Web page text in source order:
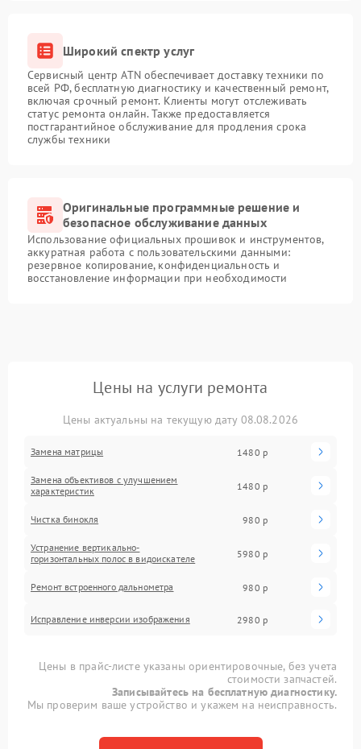
Широкий спектр услуг
Сервисный центр ATN обеспечивает доставку техники по
всей РФ, бесплатную диагностику и качественный ремонт,
включая срочный ремонт. Клиенты могут отслеживать
статус ремонта онлайн. Также предоставляется
постгарантийное обслуживание для продления срока
службы техники
Оригинальные программные решение и
безопасное обслуживание данных
Использование официальных прошивок и инструментов,
аккуратная работа с пользовательскими данными:
резервное копирование, конфиденциальность и
восстановление информации при необходимости
Цены на услуги ремонта
Цены актуальны на текущую дату 08.08.2026
Замена матрицы 1480 р
Замена объективов с улучшением
характеристик
1480 р
Чистка бинокля 980 р
Устранение вертикально-
горизонтальных полос в видоискателе
5980 р
Ремонт встроенного дальнометра 980 р
Исправление инверсии изображения 2980 р
Цены в прайс-листе указаны ориентировочные, без учета
стоимости запчастей.
Записывайтесь на бесплатную диагностику.
Мы проверим ваше устройство и укажем на неисправность.